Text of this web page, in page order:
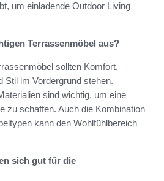
um einladende Outdoor Living
Terrassenmöbel aus?
sollten Komfort,
Stil im Vordergrund stehen.
sind wichtig, um eine
zu schaffen. Auch die Kombination
kann den Wohlfühlbereich
sich gut für die